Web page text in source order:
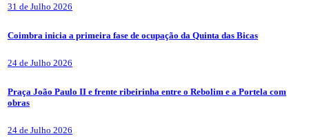
31 de Julho 2026
Coimbra inicia a primeira fase de ocupação da Quinta das Bicas
24 de Julho 2026
Praça João Paulo II e frente ribeirinha entre o Rebolim e a Portela com
obras
24 de Julho 2026